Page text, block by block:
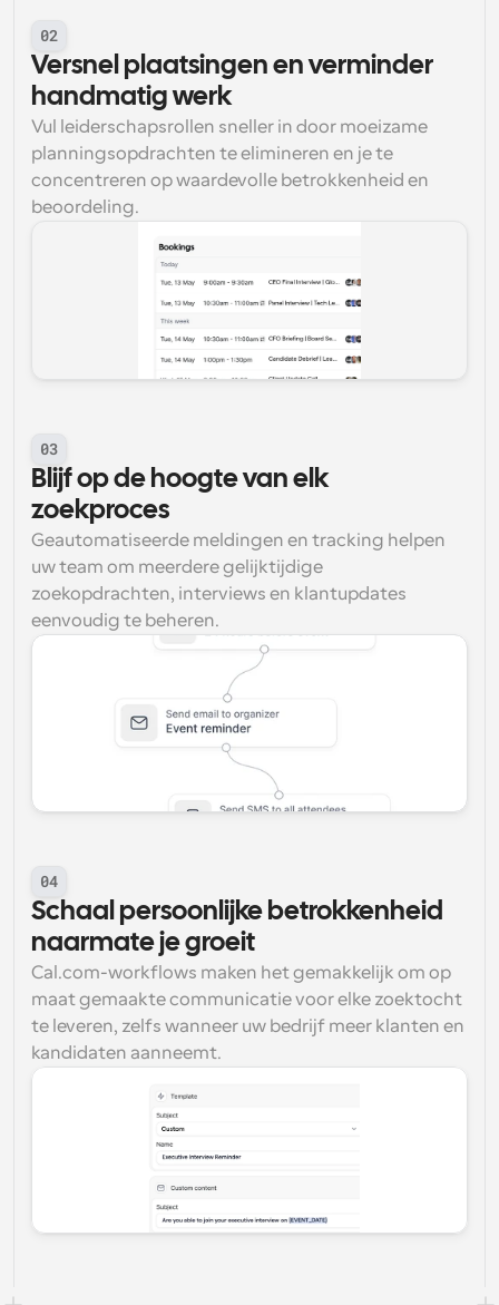
02
Versnel plaatsingen en verminder
handmatig werk
Vul leiderschapsrollen sneller in door moeizame
planningsopdrachten te elimineren en je te
concentreren op waardevolle betrokkenheid en
beoordeling.
03
Blijf op de hoogte van elk
zoekproces
Geautomatiseerde meldingen en tracking helpen
uw team om meerdere gelijktijdige
zoekopdrachten, interviews en klantupdates
eenvoudig te beheren.
04
Schaal persoonlijke betrokkenheid
naarmate je groeit
Cal.com-workflows maken het gemakkelijk om op
maat gemaakte communicatie voor elke zoektocht
te leveren, zelfs wanneer uw bedrijf meer klanten en
kandidaten aanneemt.